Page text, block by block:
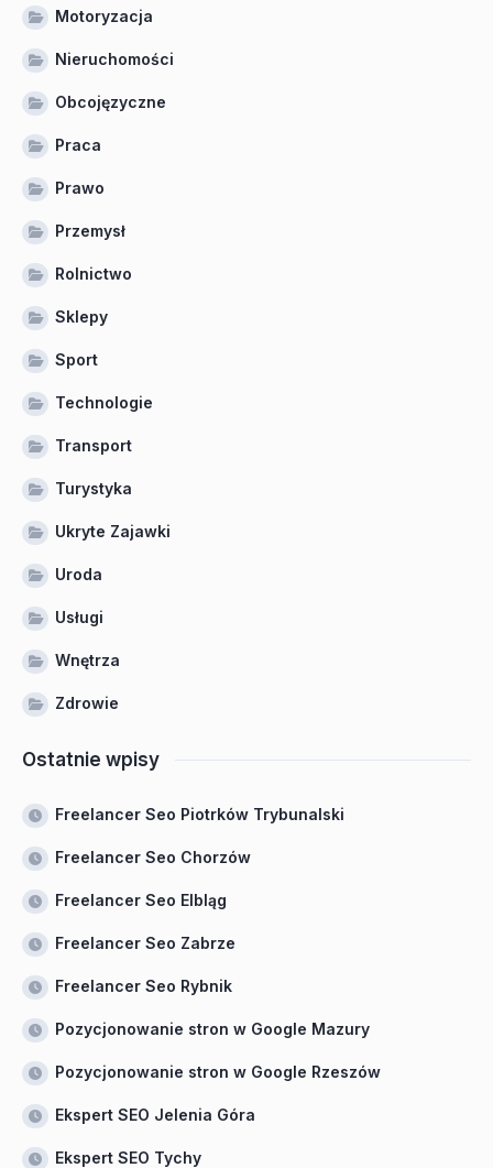
Motoryzacja
Nieruchomości
Obcojęzyczne
Praca
Prawo
Przemysł
Rolnictwo
Sklepy
Sport
Technologie
Transport
Turystyka
Ukryte Zajawki
Uroda
Usługi
Wnętrza
Zdrowie
Ostatnie wpisy
Freelancer Seo Piotrków Trybunalski
Freelancer Seo Chorzów
Freelancer Seo Elbląg
Freelancer Seo Zabrze
Freelancer Seo Rybnik
Pozycjonowanie stron w Google Mazury
Pozycjonowanie stron w Google Rzeszów
Ekspert SEO Jelenia Góra
Ekspert SEO Tychy